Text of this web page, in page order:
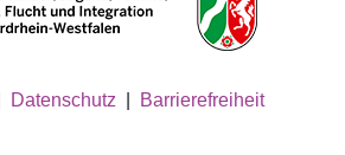
Datenschutz Barrierefreiheit